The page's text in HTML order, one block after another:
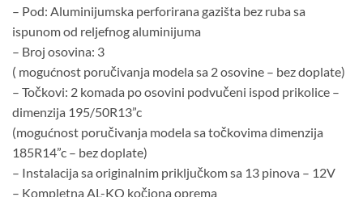
– Pod: Aluminijumska perforirana gazišta bez ruba sa
ispunom od reljefnog aluminijuma
– Broj osovina: 3
( mogućnost poručivanja modela sa 2 osovine – bez doplate)
– Točkovi: 2 komada po osovini podvučeni ispod prikolice –
dimenzija 195/50R13”c
(mogućnost poručivanja modela sa točkovima dimenzija
185R14”c – bez doplate)
– Instalacija sa originalnim priključkom sa 13 pinova – 12V
– Kompletna AL-KO kočiona oprema